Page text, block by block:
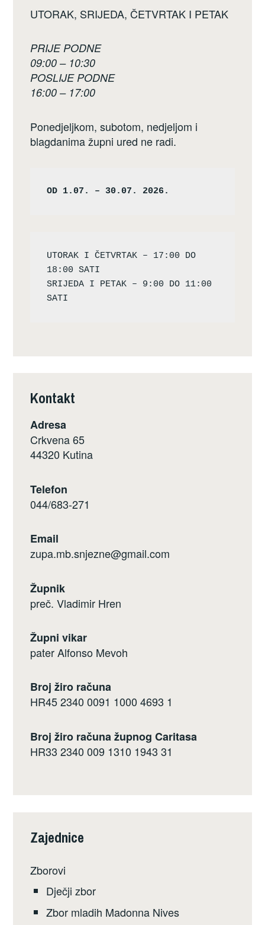
UTORAK, SRIJEDA, ČETVRTAK I PETAK
PRIJE PODNE
09:00 – 10:30
POSLIJE PODNE
16:00 – 17:00
Ponedjeljkom, subotom, nedjeljom i
blagdanima župni ured ne radi.
OD 1.07. – 30.07. 2026.
UTORAK I ČETVRTAK – 17:00 DO
18:00 SATI
SRIJEDA I PETAK – 9:00 DO 11:00
Kontakt
Adresa
Crkvena 65
44320 Kutina
Telefon
044/683-271
Email
zupa.mb.snjezne@gmail.com
Župnik
preč. Vladimir Hren
Župni vikar
pater Alfonso Mevoh
Broj žiro računa
HR45 2340 0091 1000 4693 1
Broj žiro računa župnog Caritasa
HR33 2340 009 1310 1943 31
Zajednice
Zborovi
Dječji zbor
Zbor mladih Madonna Nives